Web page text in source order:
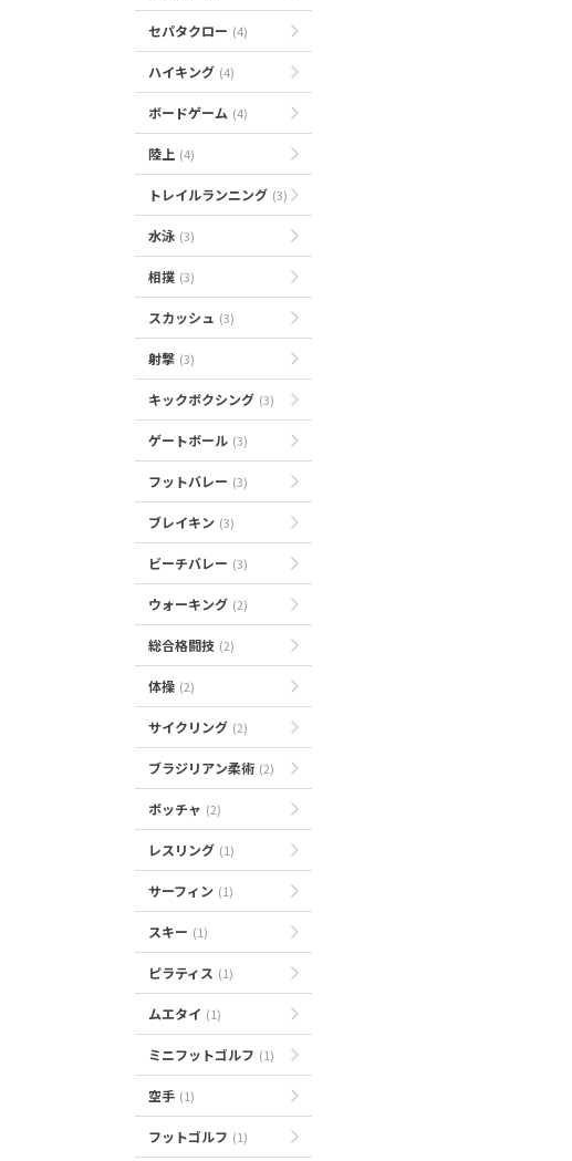
セパタクロー (4)
ハイキング (4)
ボードゲーム (4)
陸上 (4)
トレイルランニング (3)
水泳 (3)
相撲 (3)
スカッシュ (3)
射撃 (3)
キックボクシング (3)
ゲートボール (3)
フットバレー (3)
ブレイキン (3)
ビーチバレー (3)
ウォーキング (2)
総合格闘技 (2)
体操 (2)
サイクリング (2)
ブラジリアン柔術 (2)
ボッチャ (2)
レスリング (1)
サーフィン (1)
スキー (1)
ピラティス (1)
ムエタイ (1)
ミニフットゴルフ (1)
空手 (1)
フットゴルフ (1)